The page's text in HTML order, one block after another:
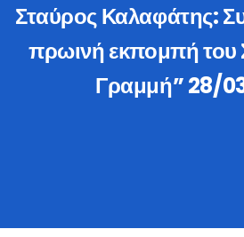
Σταύρος Καλαφάτης:
πρωινή εκπομπή του
Γραμμή” 28/